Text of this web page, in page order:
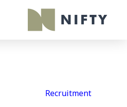
Recruitment